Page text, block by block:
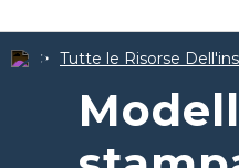
Tutte le Risorse